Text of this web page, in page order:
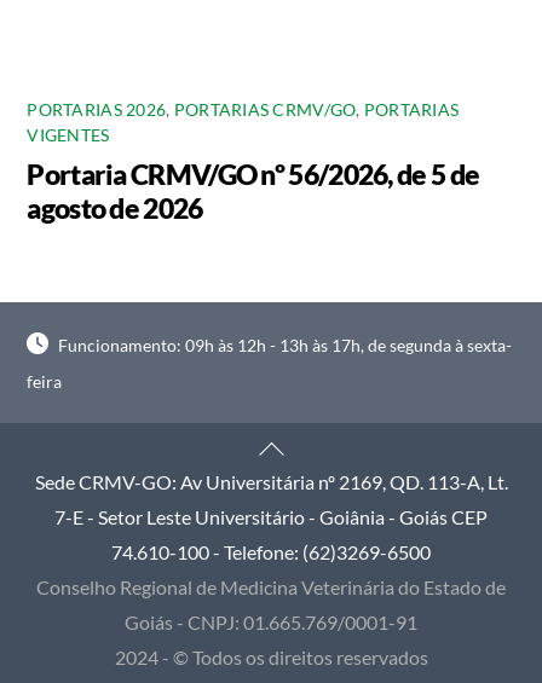
PORTARIAS 2026, PORTARIAS CRMV/GO, PORTARIAS
VIGENTES
Portaria CRMV/GO nº 56/2026, de 5 de
agosto de 2026
Funcionamento: 09h às 12h - 13h às 17h, de segunda à sexta-
feira
Back
To
Top
Sede CRMV-GO: Av Universitária nº 2169, QD. 113-A, Lt.
7-E - Setor Leste Universitário - Goiânia - Goiás CEP
74.610-100 - Telefone: (62)3269-6500
Conselho Regional de Medicina Veterinária do Estado de
Goiás - CNPJ: 01.665.769/0001-91
2024 - © Todos os direitos reservados